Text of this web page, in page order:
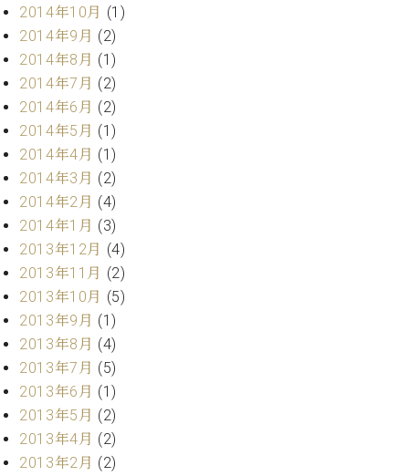
ク
セ
お
問
い
合
わ
せ
ア
ー
ィ
ス
ト
カ
ス
タ
マ
ー
サ
ー
2014年10月 (1)
2014年9月 (2)
2014年8月 (1)
2014年7月 (2)
2014年6月 (2)
2014年5月 (1)
2014年4月 (1)
2014年3月 (2)
2014年2月 (4)
2014年1月 (3)
2013年12月 (4)
2013年11月 (2)
2013年10月 (5)
2013年9月 (1)
2013年8月 (4)
2013年7月 (5)
2013年6月 (1)
2013年5月 (2)
2013年4月 (2)
2013年2月 (2)